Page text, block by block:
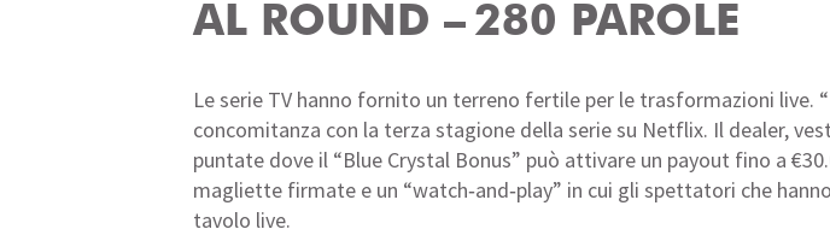
AL ROUND – 280 PAROLE
Le serie TV hanno fornito un terreno fertile per le trasformazioni live.
concomitanza con la terza stagione della serie su Netflix. Il dealer,
puntate dove il “Blue Crystal Bonus” può attivare un payout fino a
magliette firmate e un “watch‑and‑play” in cui gli spettatori che
tavolo live.